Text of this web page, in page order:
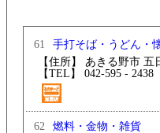
61 手打そば・うどん・
【住所】 あきる野市 五
【TEL】 042-595 - 2438
62 燃料・金物・雑貨